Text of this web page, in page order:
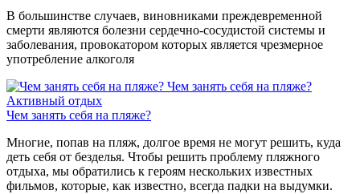
В большинстве случаев, виновниками преждевременной
смерти являются болезни сердечно-сосудистой системы и
заболевания, провокатором которых является чрезмерное
употребление алкоголя
Чем занять себя на пляже?
Активный отдых
Чем занять себя на пляже?
Многие, попав на пляж, долгое время не могут решить, куда
деть себя от безделья. Чтобы решить проблему пляжного
отдыха, мы обратились к героям нескольких известных
фильмов, которые, как известно, всегда падки на выдумки.